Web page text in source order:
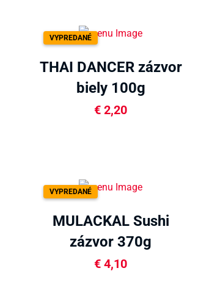
VYPREDANÉ
THAI DANCER zázvor
biely 100g
€ 2,20
VYPREDANÉ
MULACKAL Sushi
zázvor 370g
€ 4,10